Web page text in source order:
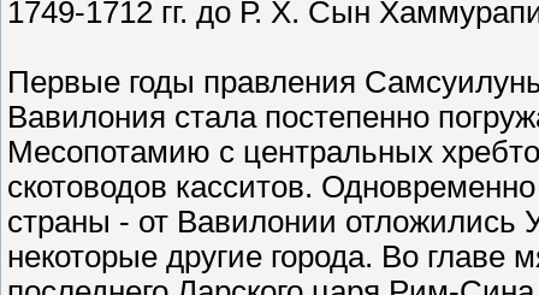
1749-1712 гг. до Р. Х. Сын
Первые годы правления
Вавилония стала постепенно
Месопотамию с центральных
скотоводов касситов.
страны - от Вавилонии отложились
некоторые другие города. Во